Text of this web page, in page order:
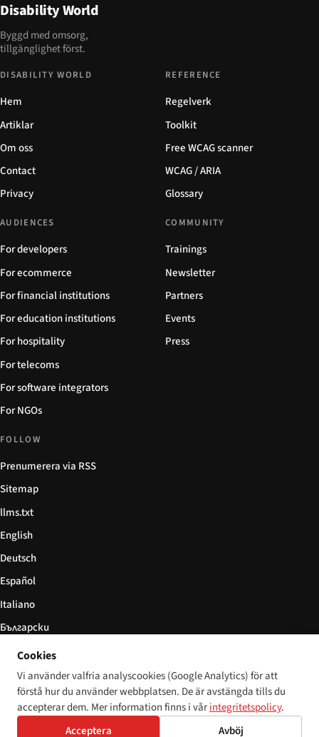
Disability World
Byggd med omsorg,
tillgänglighet först.
DISABILITY WORLD
Hem
Artiklar
Om oss
Contact
Privacy
REFERENCE
Regelverk
Toolkit
Free WCAG scanner
WCAG / ARIA
Glossary
AUDIENCES
For developers
For ecommerce
For financial institutions
For education institutions
For hospitality
For telecoms
For software integrators
For NGOs
COMMUNITY
Trainings
Newsletter
Partners
Events
Press
FOLLOW
Prenumerera via RSS
Sitemap
llms.txt
English
Deutsch
Español
Italiano
Български
简体中文
© 2026 Disability World. Alla rättigheter förbehållna. Cookie settings
DeutschEspañol 简体中文Polski
Cookies
Vi använder valfria analyscookies (Google Analytics) för att
förstå hur du använder webbplatsen. De är avstängda tills du
accepterar dem. Mer information finns i vårintegritetspolicy.
Acceptera
Avböj